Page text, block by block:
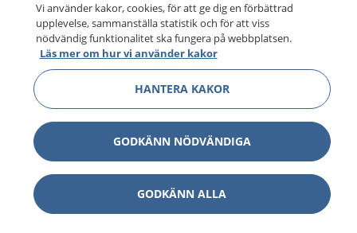
Vi använder kakor, cookies, för att ge dig en förbättrad
upplevelse, sammanställa statistik och för att viss
nödvändig funktionalitet ska fungera på webbplatsen.
Läs mer om hur vi använder kakor
HANTERA KAKOR
GODKÄNN NÖDVÄNDIGA
GODKÄNN ALLA